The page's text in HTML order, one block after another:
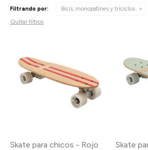
Filtrando por: Bicis, monopatines y triciclos
Quitar filtros
Skate para chicos - Rojo Skate